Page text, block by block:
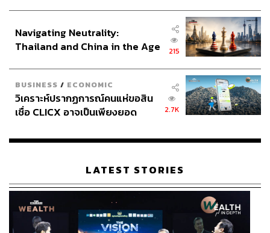
4.ลูกตั้งเตะ
ปฏิเสธไม่ได้ว่าการเตรียมตัวของอังกฤษครั้งนี้ทำให้พวกเขา
เป็นหนึ่งในทีมที่เล่นลูกตั้งเตะดีที่สุดของทัวร์นาเมนต์ การมีผู้
แฮร์รี เคน ทำให้พวกเขามีวิธีสลับการเข้าทำชั้นเยี่ยม
แทนที่จะโยนเข้าไปลุ้นจากตำแหน่งนั้นอย่างทั่วๆ ไป อังกฤษ
ใช้สูตรลูกตั้งเตะอันควรค่าแก่ศึกษา เฮนเดอร์สันเล่นสั้นให้
ทริปเปียร์ที่วิ่งเข้ามาหาช่องเปิดไปที่เสาไกล โดยมีแฮร์รี เคน
Navigating Neutrality:
Thailand and China in the Age
215
BUSINESS / ECONOMIC
วิเคราะห์ปรากฏการณ์คนแห่ขอสิน
เชื่อ CLICX อาจเป็นเพียงยอด
เรือนไทยที่ถูกซุกไว้
2.7K
LATEST STORIES